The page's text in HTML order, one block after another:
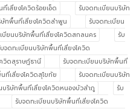
เสี่ยงโควิดร้อยเอ็ด
รับจดทะเบียนบริษัท
ษัทพื้นที่เสี่ยงโควิดลำพูน
รับจดทะเบียน
เบียนบริษัทพื้นที่เสี่ยงโควิดสกลนคร
รับ
จดทะเบียนบริษัทพื้นที่เสี่ยงโควิด
วิดสุราษฎ์ธานี
รับจดทะเบียนบริษัทพื้นที่
ที่เสี่ยงโควิดสุโขทัย
รับจดทะเบียนบริษัท
บริษัทพื้นที่เสี่ยงโควิดหนองบัวลำภู
รับ
รับจดทะเบียนบริษัทพื้นที่เสี่ยงโควิด